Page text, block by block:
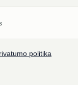
politika